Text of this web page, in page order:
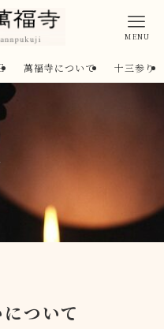
MENU
萬福寺について 十三参り
ついて